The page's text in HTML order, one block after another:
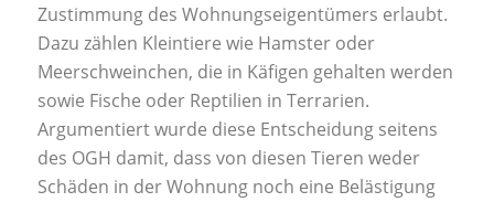
Zustimmung des Wohnungseigentümers erlaubt.
Dazu zählen Kleintiere wie Hamster oder
Meerschweinchen, die in Käfigen gehalten werden
sowie Fische oder Reptilien in Terrarien.
Argumentiert wurde diese Entscheidung seitens
des OGH damit, dass von diesen Tieren weder
Schäden in der Wohnung noch eine Belästigung